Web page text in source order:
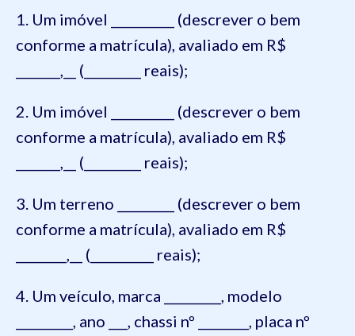
1. Um imóvel __________ (descrever o bem
conforme a matrícula), avaliado em R$
_______,__ (_________ reais);
2. Um imóvel __________ (descrever o bem
conforme a matrícula), avaliado em R$
_______,__ (_________ reais);
3. Um terreno _________ (descrever o bem
conforme a matrícula), avaliado em R$
________,__ (__________ reais);
4. Um veículo, marca _________, modelo
_________, ano ___, chassi nº ________, placa nº